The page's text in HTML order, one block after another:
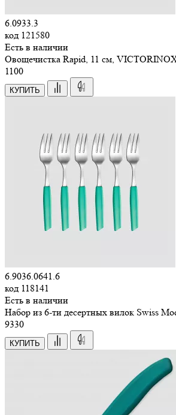
6.0933.3
код 121580
Есть в наличии
Овощечистка Rapid, 11 см,
1 100
КУПИТЬ
6.9036.0641.6
код 118141
Есть в наличии
Набор из 6-ти десертных вилок Swiss
9330
КУПИТЬ